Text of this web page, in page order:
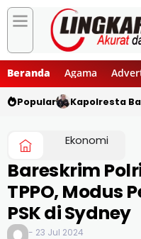
Beranda Agama
Popular Kapolresta
Ekonomi
Bareskrim
TPPO, Modus
PSK di Sydney
- 23 Jul 2024